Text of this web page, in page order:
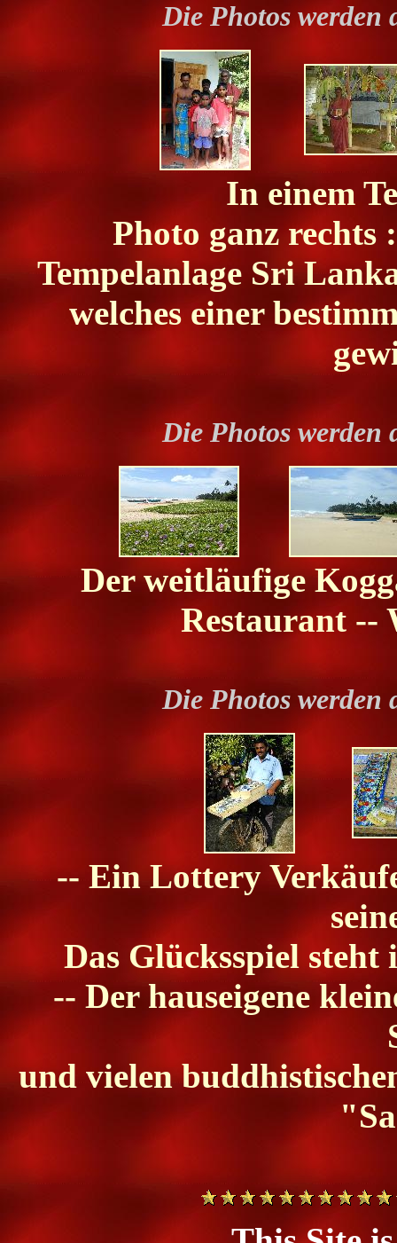
Die Photos
In einem
Photo ganz rechts
Tempelanlage Sri
welches einer
Die Photos
Der weitläufige
Restaurant --
Die Photos
-- Ein Lottery
Das Glücksspiel
-- Der hauseigene
und vielen